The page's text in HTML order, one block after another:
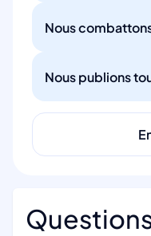
Nous
Nous publions